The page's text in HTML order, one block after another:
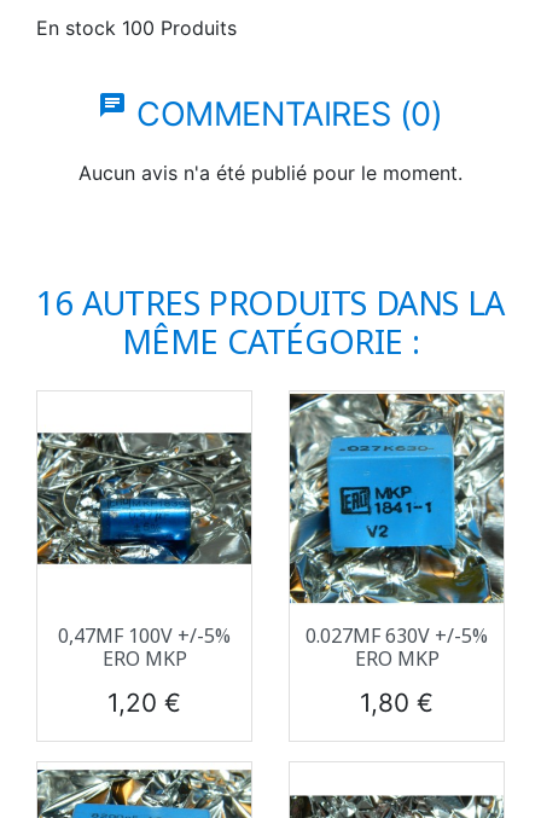
En stock 100 Produits
chat COMMENTAIRES (0)
Aucun avis n'a été publié pour le moment.
16 AUTRES PRODUITS DANS LA
MÊME CATÉGORIE :
0,47ΜF 100V +/-5%
ERO MKP
Prix
1,20 €
0.027ΜF 630V +/-5%
ERO MKP
Prix
1,80 €